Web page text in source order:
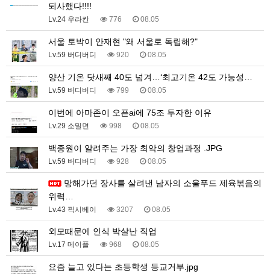
퇴사했다!!!!
Lv.24 우라칸 776 08.05
서울 토박이 안재현 "왜 서울로 독립해?"
Lv.59 버디버디 920 08.05
양산 기온 닷새째 40도 넘겨…‘최고기온 42도 가능성…
Lv.59 버디버디 799 08.05
이번에 아마존이 오픈ai에 75조 투자한 이유
Lv.29 소밀면 998 08.05
백종원이 알려주는 가장 최악의 창업과정 .JPG
Lv.59 버디버디 928 08.05
위력…
Lv.43 픽시베이 3207 08.05
외모때문에 인식 박살난 직업
Lv.17 메이플 968 08.05
요즘 늘고 있다는 초등학생 등교거부.jpg